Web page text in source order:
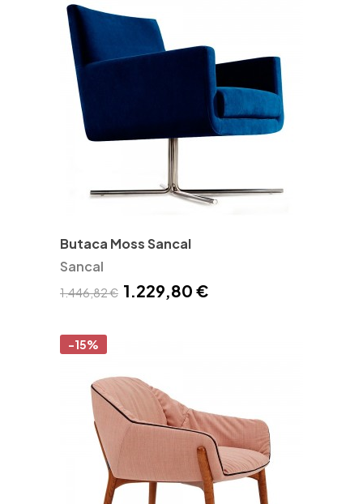
Butaca Moss Sancal
Sancal
1.446,82 € 1.229,80 €
-15%